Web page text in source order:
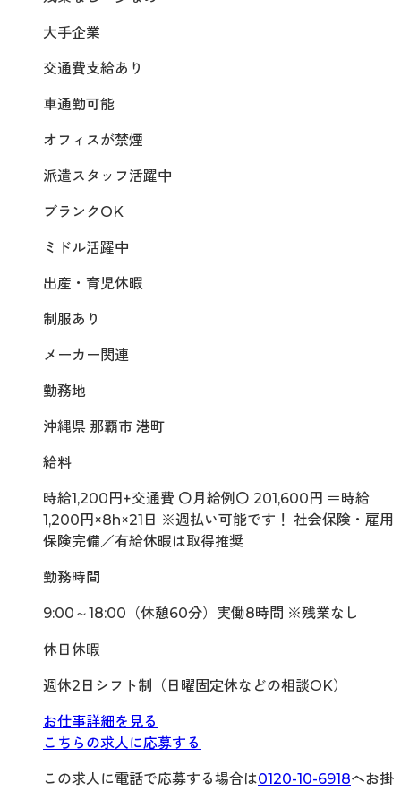
大手企業
交通費支給あり
車通勤可能
オフィスが禁煙
派遣スタッフ活躍中
ブランクOK
ミドル活躍中
出産・育児休暇
制服あり
メーカー関連
勤務地
沖縄県 那覇市 港町
給料
時給1,200円+交通費 〇月給例〇 201,600円 ＝時給
1,200円×8h×21日 ※週払い可能です！ 社会保険・雇用
保険完備／有給休暇は取得推奨
勤務時間
9:00～18:00（休憩60分）実働8時間 ※残業なし
休日休暇
週休2日シフト制（日曜固定休などの相談OK）
お仕事詳細を見る
こちらの求人に応募する
この求人に電話で応募する場合は0120-10-6918へお掛